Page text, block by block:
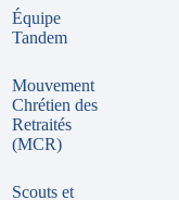
Équipe
Tandem
Mouvement
Chrétien des
Retraités
(MCR)
Scouts et